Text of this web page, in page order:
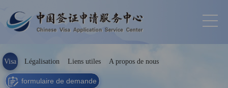
Visa Légalisation Liens utiles A propos de nous
formulaire de demande